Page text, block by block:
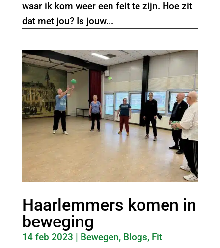
waar ik kom weer een feit te zijn. Hoe zit
dat met jou? Is jouw...
Haarlemmers komen in
beweging
14 feb 2023 | Bewegen, Blogs, Fit